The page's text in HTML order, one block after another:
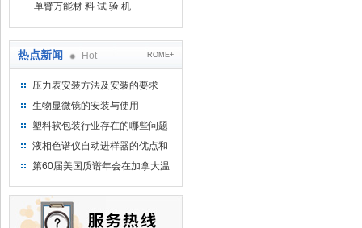
单臂万能材 料 试 验 机
热点新闻 Hot ROME+
压力表安装方法及安装的要求
生物显微镜的安装与使用
塑料软包装行业存在的哪些问题
液相色谱仪自动进样器的优点和
维护
第60届美国质谱年会在加拿大温